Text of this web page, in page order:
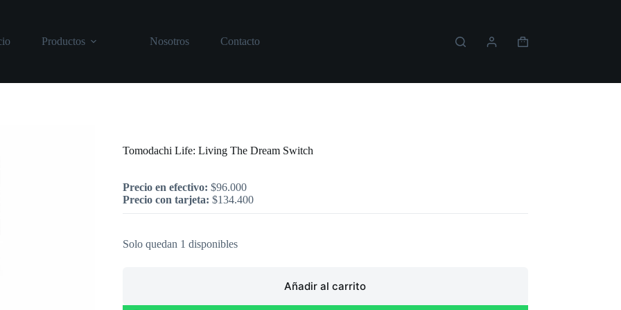
Productos Nosotros Contacto
Carro
Tomodachi Life: Living The Dream Switch
Precio en efectivo: $96.000
Precio con tarjeta: $134.400
Solo quedan 1 disponibles
Añadir al carrito